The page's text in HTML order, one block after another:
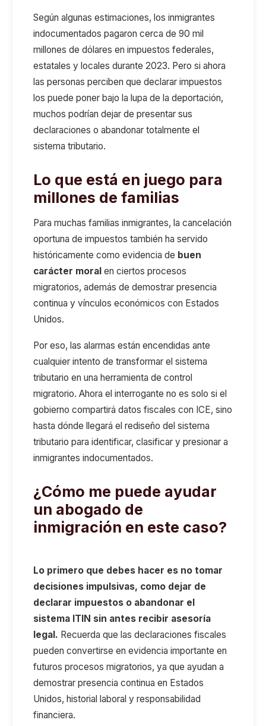
Según algunas estimaciones, los inmigrantes
indocumentados pagaron cerca de 90 mil
millones de dólares en impuestos federales,
estatales y locales durante 2023. Pero si ahora
las personas perciben que declarar impuestos
los puede poner bajo la lupa de la deportación,
muchos podrían dejar de presentar sus
declaraciones o abandonar totalmente el
sistema tributario.
Lo que está en juego para
millones de familias
Para muchas familias inmigrantes, la cancelación
oportuna de impuestos también ha servido
históricamente como evidencia de buen
carácter moral en ciertos procesos
migratorios, además de demostrar presencia
continua y vínculos económicos con Estados
Unidos.
Por eso, las alarmas están encendidas ante
cualquier intento de transformar el sistema
tributario en una herramienta de control
migratorio. Ahora el interrogante no es solo si el
gobierno compartirá datos fiscales con ICE, sino
hasta dónde llegará el rediseño del sistema
tributario para identificar, clasificar y presionar a
inmigrantes indocumentados.
¿Cómo me puede ayudar
un abogado de
inmigración en este caso?
Lo primero que debes hacer es no tomar
decisiones impulsivas, como dejar de
declarar impuestos o abandonar el
sistema ITIN sin antes recibir asesoría
legal. Recuerda que las declaraciones fiscales
pueden convertirse en evidencia importante en
futuros procesos migratorios, ya que ayudan a
demostrar presencia continua en Estados
Unidos, historial laboral y responsabilidad
financiera.